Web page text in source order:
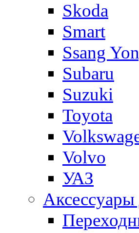
Skoda
Smart
Ssang
Subaru
Suzuki
Toyota
Volvo
УАЗ
Аксессуары